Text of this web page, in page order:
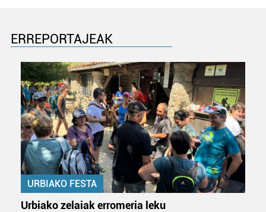
ERREPORTAJEAK
URBIAKO FESTA
Urbiako zelaiak erromeria leku